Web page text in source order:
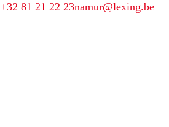
+32 81 21 22 23namur@lexing.be